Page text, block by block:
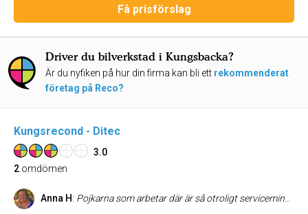
Få prisförslag
Driver du bilverkstad i Kungsbacka?
Är du nyfiken på hur din firma kan bli ett rekommenderat
företag på Reco?
Kungsrecond - Ditec
3.0
2 omdömen
Anna H: Pojkarna som arbetar där är så otroligt serviceminded, gör allt för kunden och arbetet blir jättebra. ANNA i Åsa